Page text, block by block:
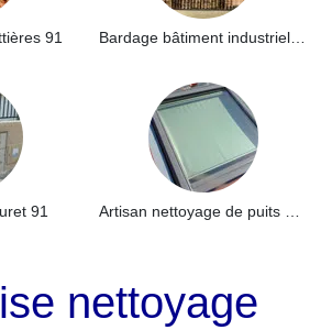
91
91
nettoyage